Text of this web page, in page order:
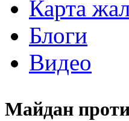
Карта
Блоги
Видео
Майдан